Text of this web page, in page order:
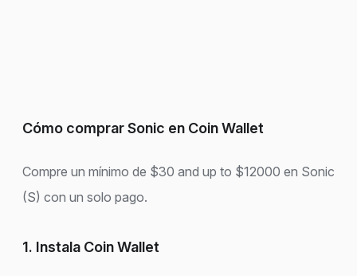
Cómo comprar Sonic en Coin Wallet
Compre un mínimo de $30 and up to $12000 en Sonic
(S) con un solo pago.
1. Instala Coin Wallet